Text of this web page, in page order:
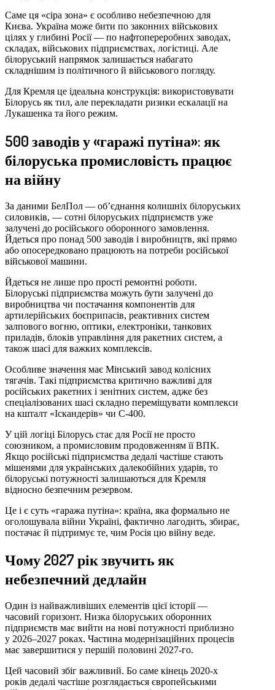
Саме ця «сіра зона» є особливо небезпечною для
Києва. Україна може бити по законних військових
цілях у глибині Росії — по нафтопереробних заводах,
складах, військових підприємствах, логістиці. Але
білоруський напрямок залишається набагато
складнішим із політичного й військового погляду.
Для Кремля це ідеальна конструкція: використовувати
Білорусь як тил, але перекладати ризики ескалації на
Лукашенка та його режим.
500 заводів у «гаражі путіна»: як
білоруська промисловість працює
на війну
За даними БелПол — об’єднання колишніх білоруських
силовиків, — сотні білоруських підприємств уже
залучені до російського оборонного замовлення.
Йдеться про понад 500 заводів і виробництв, які прямо
або опосередковано працюють на потреби російської
військової машини.
Йдеться не лише про прості ремонтні роботи.
Білоруські підприємства можуть бути залучені до
виробництва чи постачання компонентів для
артилерійських боєприпасів, реактивних систем
залпового вогню, оптики, електроніки, танкових
приладів, блоків управління для ракетних систем, а
також шасі для важких комплексів.
Особливе значення має Мінський завод колісних
тягачів. Такі підприємства критично важливі для
російських ракетних і зенітних систем, адже без
спеціалізованих шасі складно переміщувати комплекси
на кшталт «Іскандерів» чи С-400.
У цій логіці Білорусь стає для Росії не просто
союзником, а промисловим продовженням її ВПК.
Якщо російські підприємства дедалі частіше стають
мішенями для українських далекобійних ударів, то
білоруські потужності залишаються для Кремля
відносно безпечним резервом.
Це і є суть «гаража путіна»: країна, яка формально не
оголошувала війни Україні, фактично лагодить, збирає,
постачає й підтримує те, чим Росія цю війну веде.
Чому 2027 рік звучить як
небезпечний дедлайн
Один із найважливіших елементів цієї історії —
часовий горизонт. Низка білоруських оборонних
підприємств має вийти на нові потужності приблизно
у 2026–2027 роках. Частина модернізаційних процесів
має завершитися у першій половині 2027-го.
Цей часовий збіг важливий. Бо саме кінець 2020-х
років дедалі частіше розглядається європейськими